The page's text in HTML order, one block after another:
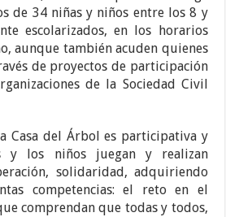
de 34 niñas y niños entre los 8 y
escolarizados, en los horarios
aunque también acuden quienes
de proyectos de participación
de la Sociedad Civil
Casa del Árbol es participativa y
y los niños juegan y realizan
solidaridad, adquiriendo
competencias: el reto en el
comprendan que todas y todos,